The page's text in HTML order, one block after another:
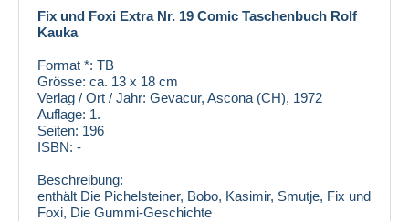
Fix und Foxi Extra Nr. 19 Comic Taschenbuch Rolf
Kauka
Format *: TB
Grösse: ca. 13 x 18 cm
Verlag / Ort / Jahr: Gevacur, Ascona (CH), 1972
Auflage: 1.
Seiten: 196
ISBN: -
Beschreibung:
enthält Die Pichelsteiner, Bobo, Kasimir, Smutje, Fix und
Foxi, Die Gummi-Geschichte